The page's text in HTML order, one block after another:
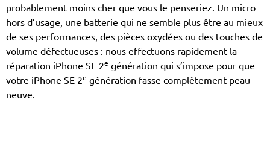
probablement moins cher que vous le penseriez. Un micro
hors d’usage, une batterie qui ne semble plus être au mieux
de ses performances, des pièces oxydées ou des touches de
volume défectueuses : nous effectuons rapidement la
réparation iPhone SE 2e génération qui s’impose pour que
votre iPhone SE 2e génération fasse complètement peau
neuve.